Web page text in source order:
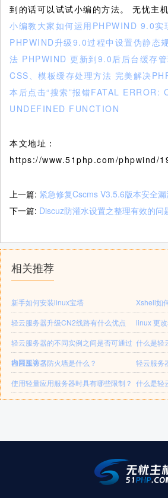
到的话可以试试小编的方法。 无忧主
小编教大家如何运用PHPWIND 9.0实
PHPWIND升级9.0过程中设置伪静态
法 PHPWIND 更新到9.0后后台缓存管
CSS、模板缓存处理方法 完美解决
本后点击“搜索”报错FATAL ERROR:
UNDEFINED FUNCTION
本文地址：
https://www.51php.com/phpwind/
上一篇: 紧急修复Cscms V3.5.6版本安全漏
下一篇: Discuz防灌水设置之整理有效的问
相关推荐
新手如何安装linux宝塔
Xshell如
轻云服务器升级CN2线路有什么优点
linux 更
轻云服务器的不同实例之间是否可通过
内网互访？
什么是轻
轻云服务器防火墙是什么？
轻云服务
使用轻量应用服务器时具有哪些限制？ 什么是轻